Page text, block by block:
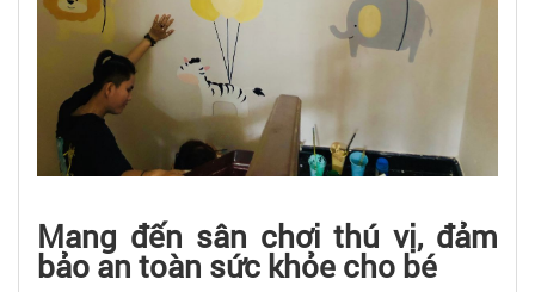
Mang đến sân chơi thú vị, đảm
bảo an toàn sức khỏe cho bé